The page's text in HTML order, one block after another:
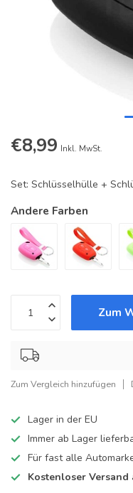
€8,99 Inkl. MwSt.
Set: Schlüsselhülle +
Andere Farben
Zum
Zum Vergleich hinzufügen
Lager in der EU
Immer ab Lager
Für fast alle
Kostenloser Versand